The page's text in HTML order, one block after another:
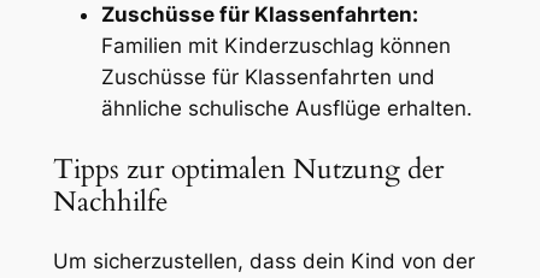
Zuschüsse für Klassenfahrten:
Familien mit Kinderzuschlag können
Zuschüsse für Klassenfahrten und
ähnliche schulische Ausflüge erhalten.
Tipps zur optimalen Nutzung der
Nachhilfe
Um sicherzustellen, dass dein Kind von der